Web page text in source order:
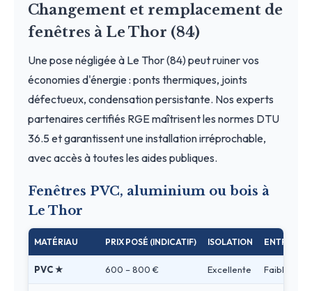
Changement et remplacement de
fenêtres à Le Thor (84)
Une pose négligée à Le Thor (84) peut ruiner vos
économies d'énergie : ponts thermiques, joints
défectueux, condensation persistante. Nos experts
partenaires certifiés RGE maîtrisent les normes DTU
36.5 et garantissent une installation irréprochable,
avec accès à toutes les aides publiques.
Fenêtres PVC, aluminium ou bois à
Le Thor
MATÉRIAU PRIX POSÉ (INDICATIF) ISOLATION ENTRETIEN
PVC ★ 600 – 800 € Excellente Faible